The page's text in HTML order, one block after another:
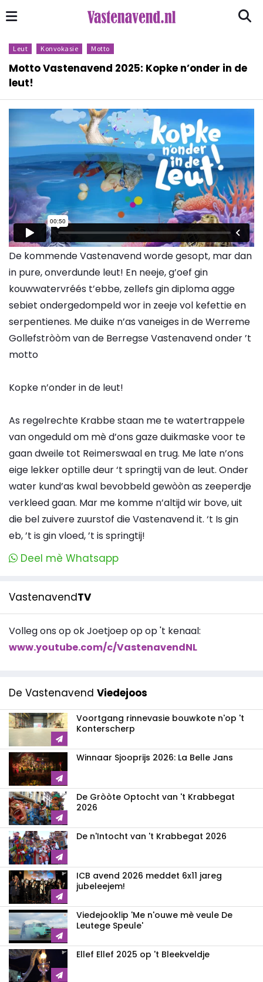
Leut Konvokasie Motto
Motto Vastenavend 2025: Kopke n’onder in de
leut!
De kommende Vastenavend worde gesopt, mar dan
in pure, onverdunde leut! En neeje, g’oef gin
kouwwatervréés t’ebbe, zellefs gin diploma agge
sebiet ondergedompeld wor in zeeje vol kefettie en
serpentienes. Me duike n’as vaneiges in de Werreme
Gollefstròòm van de Berregse Vastenavend onder ’t
motto
Kopke n’onder in de leut!
As regelrechte Krabbe staan me te watertrappele
van ongeduld om mè d’ons gaze duikmaske voor te
gaan dweile tot Reimerswaal en trug. Me late n’ons
eige lekker optille deur ‘t springtij van de leut. Onder
water kund’as kwal bevobbeld gewòòn as zeeperdje
verkleed gaan. Mar me komme n’altijd wir bove, uit
die bel zuivere zuurstof die Vastenavend it. ‘t Is gin
eb, ’t is gin vloed, ’t is springtij!
Deel mè Whatsapp
VastenavendTV
Volleg ons op ok Joetjoep op op 't kenaal:
www.youtube.com/c/VastenavendNL
De Vastenavend Viedejoos
Voortgang rinnevasie bouwkote n'op 't
Konterscherp
Winnaar Sjooprijs 2026: La Belle Jans
De Gròòte Optocht van 't Krabbegat
2026
De n'Intocht van 't Krabbegat 2026
ICB avend 2026 meddet 6x11 jareg
jubeleejem!
Viedejooklip 'Me n'ouwe mè veule De
Leutege Speule'
Ellef Ellef 2025 op 't Bleekveldje